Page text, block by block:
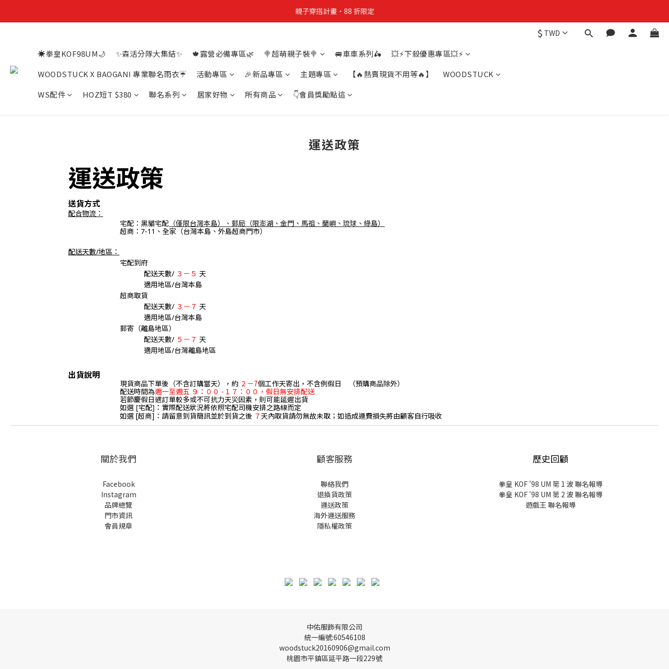
親子穿搭計畫・88 折限定
親子穿搭計畫・88 折限定
買4件短T送雨傘☂️！【這把傘，大概率不是你在撐☂️】
親子穿搭計畫・88 折限定
$ TWD
☀️拳皇KOF98UM🌙 ✨森活分隊大集結✨ 🍁露營必備專區🌿 🍭超萌親子裝🍭 🚐車車系列🛵
💥⚡下殺優惠專區💥⚡
WOODSTUCK X BAOGANI 專業聯名雨衣☔
活動專區 🎉新品專區 主題專區 【🔥熱賣現貨不用等🔥】
WOODSTUCK
WS配件
HOZ短T $380 聯名系列 居家好物 所有商品 👇會員獎勵點這
運送政策
運送政策
送貨方式
配合物流：
宅配：黑貓宅配 （僅限台灣本島）、郵局（限澎湖、金門、馬祖、蘭嶼、琉球、綠島）
超商：7-11、全家（台灣本島、外島超商門市）
配送天數/地區：
宅配到府
配送天數/ ３－５ 天
適用地區/台灣本島
超商取貨
配送天數/ ３－７ 天
適用地區/台灣本島
郵寄（離島地區）
配送天數/ ５－７ 天
適用地區/台灣離島地區
出貨說明
現貨商品下單後（不含訂購當天），約 ２－7個工作天寄出，不含例假日 （預購商品除外）
配送時間為週一至週五 ９：００ -１７：００，假日無安排配送
若節慶假日遇訂單較多或不可抗力天災因素，則可能延遲出貨
如選 [宅配]：實際配送狀況將依照宅配司機安排之路線而定
如選 [超商]：請留意到貨簡訊並於到貨之後 ７ 天內取貨請勿無故未取；如造成運費損失將由顧客自行吸收
關於我們
Facebook
Instagram
品牌總覽
門市資訊
會員規章
顧客服務
聯絡我們
退換貨政策
運送政策
海外運送服務
隱私權政策
歷史回顧
拳皇 KOF '98 UM 第 1 波 聯名報導
拳皇 KOF '98 UM 第 2 波 聯名報導
遊戲王 聯名報導
中佑服飾有限公司
統一編號:60546108
woodstuck20160906@gmail.com
桃園市平鎮區延平路一段229號